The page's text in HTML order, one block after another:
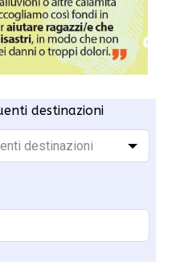
destinazioni